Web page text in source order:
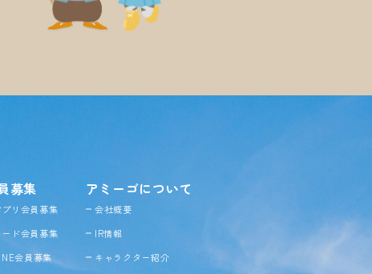
募集
プリ会員募集
ード会員募集
会員募集
アミーゴについて
会社概要
IR情報
キャラクター紹介